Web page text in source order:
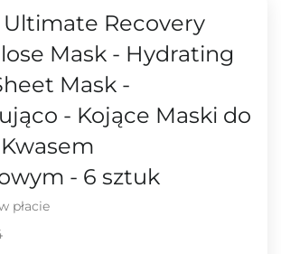
Recovery
Mask - Hydrating
Mask -
- Kojące Maski do
- 6 sztuk
płacie